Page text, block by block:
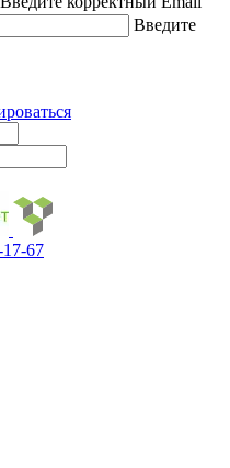
Введите
67